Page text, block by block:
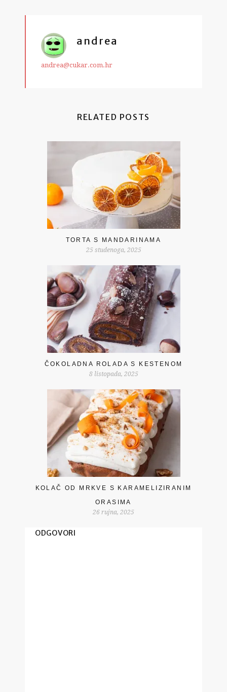
andrea
andrea@cukar.com.hr
RELATED POSTS
TORTA S MANDARINAMA
25 studenoga, 2025
ČOKOLADNA ROLADA S KESTENOM
8 listopada, 2025
KOLAČ OD MRKVE S KARAMELIZIRANIM
ORASIMA
26 rujna, 2025
ODGOVORI